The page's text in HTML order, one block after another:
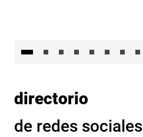
directorio
de redes sociales